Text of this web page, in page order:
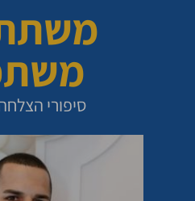
סיפורי